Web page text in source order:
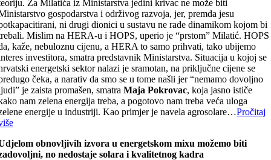
Za Milatića iz Ministarstva jedini krivac ne može biti
gospodarstva i održivog razvoja, jer, premda jesu
ni drugi dionici u sustavu ne rade dinamikom kojom bi
Mislim na HERA-u i HOPS, uperio je “prstom” Milatić. HOPS
kaže, nebuloznu cijenu, a HERA to samo prihvati, tako ubijemo
investitora, smatra predstavnik Ministarstva. Situacija u kojoj se
energetski sektor nalazi je sramotan, na priključne cijene se
čeka, a narativ da smo se u tome našli jer “nemamo dovoljno
je zaista promašen, smatraMaja Pokrovac, koja jasno ističe
nam zelena energija treba, a pogotovo nam treba veća uloga
energije u industriji. Kao primjer je navela agrosolare…Pročitaj
obnovljivih izvora u energetskom mixu možemo biti
no nedostaje solara i kvalitetnog kadra